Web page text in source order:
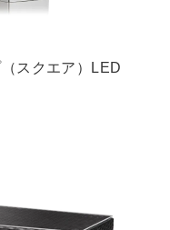
スクエア）LED